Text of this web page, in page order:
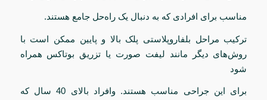
مناسب برای افرادی که به دنبال یک راه‌حل جامع هستند.
ترکیب مراحل بلفاروپلاستی پلک بالا و پایین ممکن است با
روش‌های دیگر مانند لیفت صورت یا تزریق بوتاکس همراه
شود
برای این جراحی مناسب هستند. وافراد بالای 40 سال که